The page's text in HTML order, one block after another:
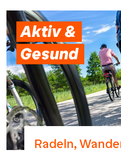
Aktiv &
Gesund
Radeln,